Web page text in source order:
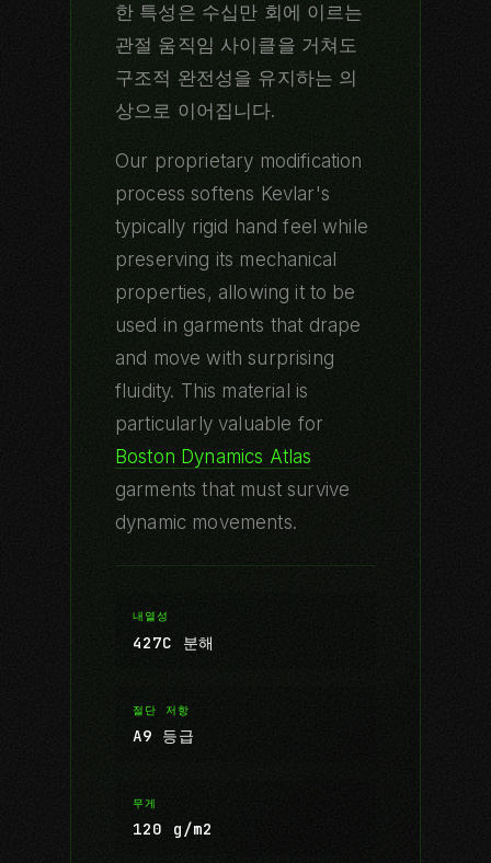
한 특성은 수십만 회에 이르는
관절 움직임 사이클을 거쳐도
구조적 완전성을 유지하는 의
상으로 이어집니다.
Our proprietary modification
process softens Kevlar's
typically rigid hand feel while
preserving its mechanical
properties, allowing it to be
used in garments that drape
and move with surprising
fluidity. This material is
particularly valuable for
Boston Dynamics Atlas
garments that must survive
dynamic movements.
내열성
427C 분해
절단 저항
A9 등급
무게
120 g/m2